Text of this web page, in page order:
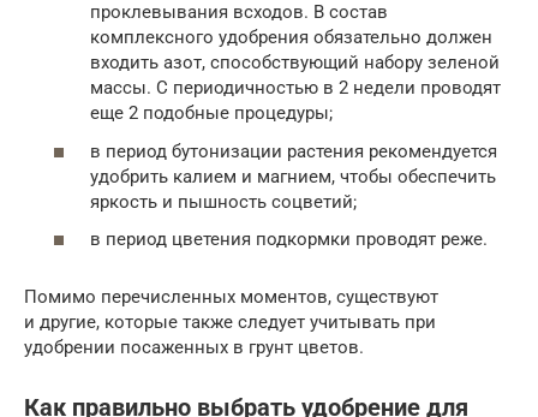
проклевывания всходов. В состав
комплексного удобрения обязательно должен
входить азот, способствующий набору зеленой
массы. С периодичностью в 2 недели проводят
еще 2 подобные процедуры;
в период бутонизации растения рекомендуется
удобрить калием и магнием, чтобы обеспечить
яркость и пышность соцветий;
в период цветения подкормки проводят реже.
Помимо перечисленных моментов, существуют
и другие, которые также следует учитывать при
удобрении посаженных в грунт цветов.
Как правильно выбрать удобрение для